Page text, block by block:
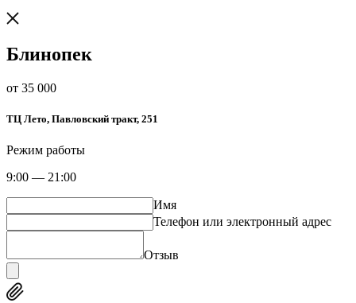
Блинопек
от 35 000
​ТЦ Лето​, Павловский тракт, 251
Режим работы
9:00 — 21:00
Имя
Телефон или электронный адрес
Отзыв